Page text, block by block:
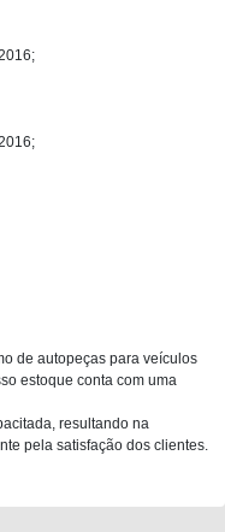
de autopeças para veículos
estoque conta com uma
resultando na
pela satisfação dos clientes.